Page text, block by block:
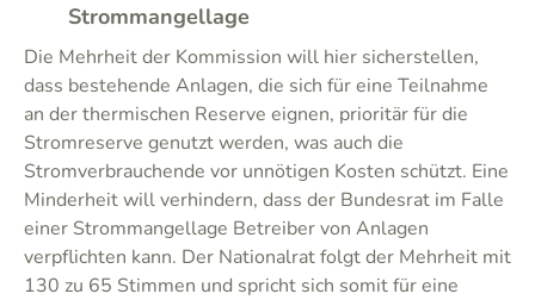
Strommangellage
Die Mehrheit der Kommission will hier sicherstellen,
dass bestehende Anlagen, die sich für eine Teilnahme
an der thermischen Reserve eignen, prioritär für die
Stromreserve genutzt werden, was auch die
Stromverbrauchende vor unnötigen Kosten schützt. Eine
Minderheit will verhindern, dass der Bundesrat im Falle
einer Strommangellage Betreiber von Anlagen
verpflichten kann. Der Nationalrat folgt der Mehrheit mit
130 zu 65 Stimmen und spricht sich somit für eine